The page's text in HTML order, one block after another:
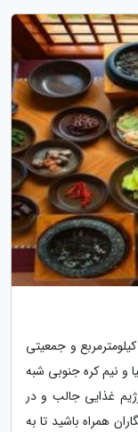
و جمعیتی
و نیم کره جنوبی شبه
غذایی جالب و در
همراه باشید تا به